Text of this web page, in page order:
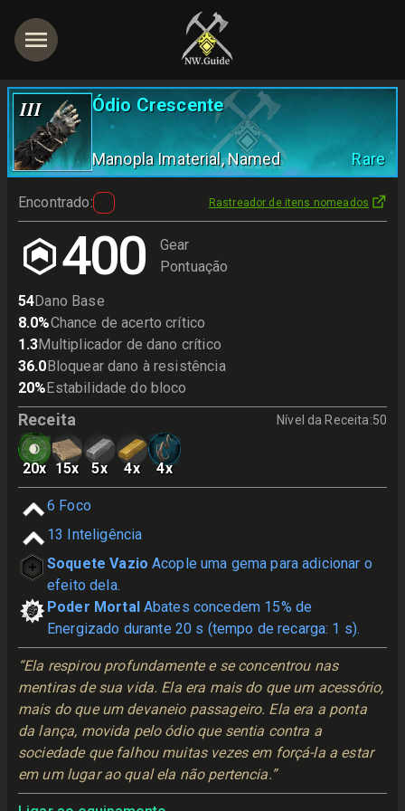
III Ódio Crescente
Manopla Imaterial, Named Rare
Encontrado: Rastreador de itens nomeados
400
Gear
Pontuação
54Dano Base
8.0%Chance de acerto crítico
1.3Multiplicador de dano crítico
36.0Bloquear dano à resistência
20%Estabilidade do bloco
Receita Nível da Receita:50
20x 15x 5x 4x 4x
6 Foco
13 Inteligência
Soquete Vazio Acople uma gema para adicionar o
efeito dela.
Poder Mortal Abates concedem 15% de
Energizado durante 20 s (tempo de recarga: 1 s).
“Ela respirou profundamente e se concentrou nas
mentiras de sua vida. Ela era mais do que um acessório,
mais do que um devaneio passageiro. Ela era a ponta
da lança, movida pelo ódio que sentia contra a
sociedade que falhou muitas vezes em forçá-la a estar
em um lugar ao qual ela não pertencia.”